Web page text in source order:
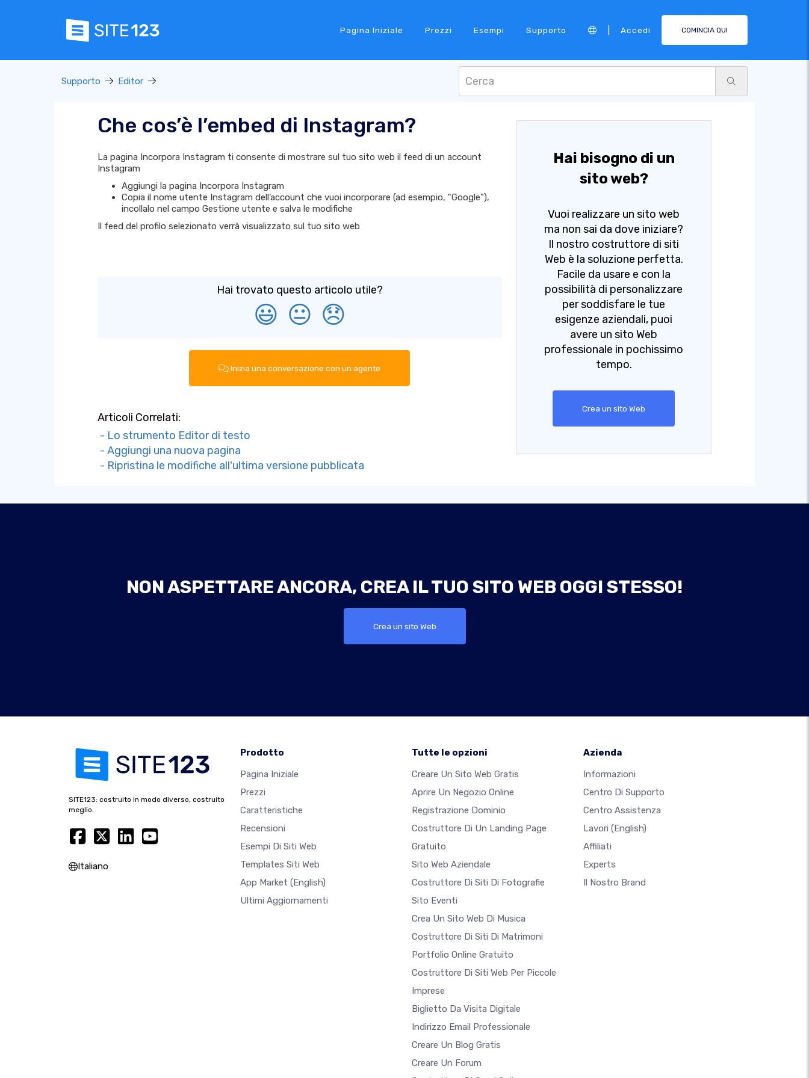
Pagina Iniziale Prezzi Esempi Supporto Accedi COMINCIA QUI
Supporto Editor
Che cos’è l’embed di Instagram?
La pagina Incorpora Instagram ti consente di mostrare sul tuo sito web il feed di un account
Instagram
Aggiungi la pagina Incorpora Instagram
Copia il nome utente Instagram dell’account che vuoi incorporare (ad esempio, "Google"),
incollalo nel campo Gestione utente e salva le modifiche
Il feed del profilo selezionato verrà visualizzato sul tuo sito web
Hai trovato questo articolo utile?
😃 😐 😞
Inizia una conversazione con un agente
Articoli Correlati:
- Lo strumento Editor di testo
- Aggiungi una nuova pagina
- Ripristina le modifiche all'ultima versione pubblicata
Hai bisogno di un
sito web?
Vuoi realizzare un sito web
ma non sai da dove iniziare?
Il nostro costruttore di siti
Web è la soluzione perfetta.
Facile da usare e con la
possibilità di personalizzare
per soddisfare le tue
esigenze aziendali, puoi
avere un sito Web
professionale in pochissimo
tempo.
Crea un sito Web
NON ASPETTARE ANCORA, CREA IL TUO SITO WEB OGGI STESSO!
Crea un sito Web
SITE123: costruito in modo diverso, costruito
meglio.
Italiano
Prodotto
Pagina Iniziale
Prezzi
Caratteristiche
Recensioni
Esempi Di Siti Web
Templates Siti Web
App Market (English)
Ultimi Aggiornamenti
Tutte le opzioni
Creare Un Sito Web Gratis
Aprire Un Negozio Online
Registrazione Dominio
Costruttore Di Un Landing Page
Gratuito
Sito Web Aziendale
Costruttore Di Siti Di Fotografie
Sito Eventi
Crea Un Sito Web Di Musica
Costruttore Di Siti Di Matrimoni
Portfolio Online Gratuito
Costruttore Di Siti Web Per Piccole
Imprese
Biglietto Da Visita Digitale
Indirizzo Email Professionale
Creare Un Blog Gratis
Creare Un Forum
Azienda
Informazioni
Centro Di Supporto
Centro Assistenza
Lavori (English)
Affiliati
Experts
Il Nostro Brand